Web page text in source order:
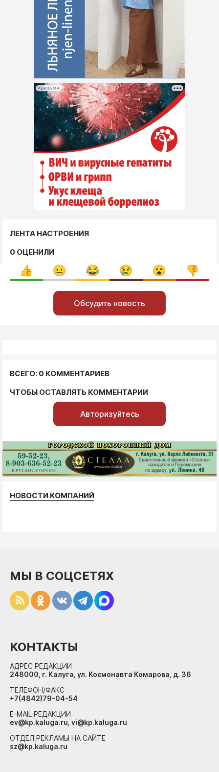
РЕКЛАМА
ЛЕНТА НАСТРОЕНИЯ
0 ОЦЕНИЛИ
Обсудить новость
ВСЕГО: 0 КОММЕНТАРИЕВ
ЧТОБЫ ОСТАВЛЯТЬ КОММЕНТАРИИ
Авторизуйтесь
НОВОСТИ КОМПАНИЙ
МЫ В СОЦСЕТЯХ
КОНТАКТЫ
АДРЕС РЕДАКЦИИ
248000, г. Калуга, ул. Космонавта Комарова, д. 36
ТЕЛЕФОН/ФАКС
+7(4842)79-04-54
E-MAIL РЕДАКЦИИ
ev@kp.kaluga.ru, vi@kp.kaluga.ru
ОТДЕЛ РЕКЛАМЫ НА САЙТЕ
sz@kp.kaluga.ru